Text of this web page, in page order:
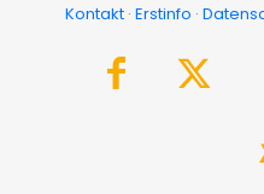
Kontakt · Erstinfo ·